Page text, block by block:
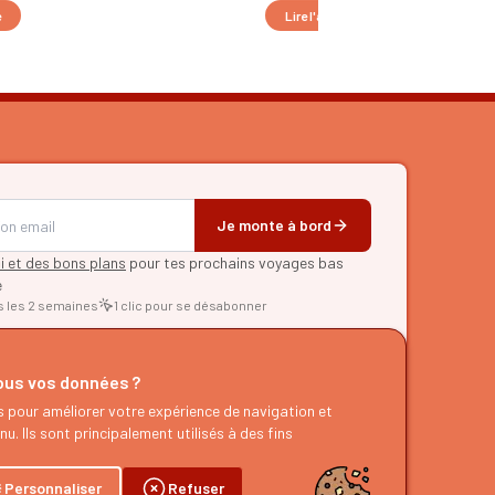
Lire l'article
Je monte à bord
et des bons plans pour tes prochains voyages bas
les 2 semaines 1 clic pour se désabonner
d'itinéraires
Personnaliser Refuser
vos données ?
pour améliorer votre expérience de navigation et
Ils sont principalement utilisés à des fins